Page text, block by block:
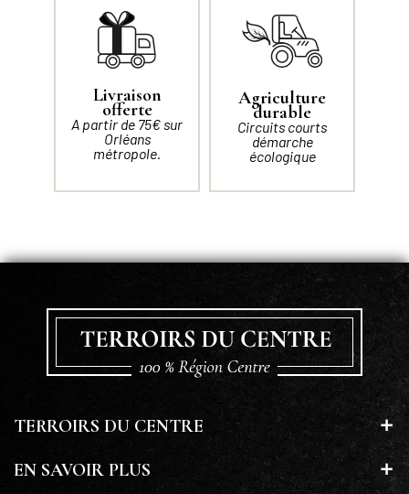
Livraison
offerte
A partir de 75€ sur
Orléans
métropole.
Agriculture
durable
Circuits courts
démarche
écologique
TERROIRS DU CENTRE
EN SAVOIR PLUS